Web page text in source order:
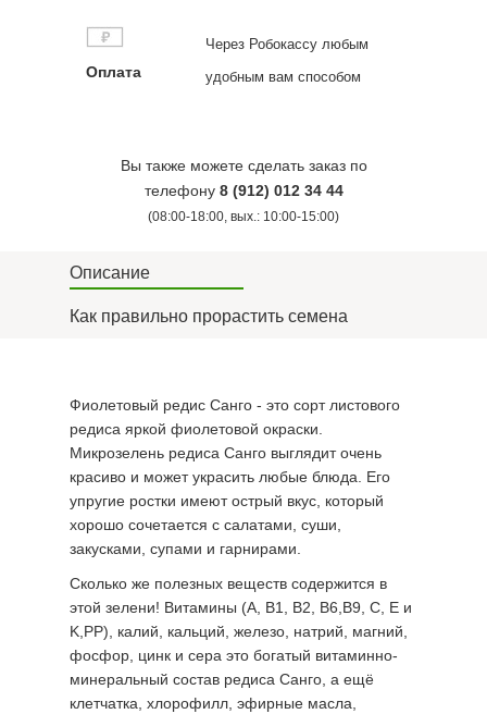
Оплата
Через Робокассу любым
удобным вам способом
Вы также можете сделать заказ по
телефону 8 (912) 012 34 44
(08:00-18:00, вых.: 10:00-15:00)
Описание
Как правильно прорастить семена
Фиолетовый редис Санго - это сорт листового
редиса яркой фиолетовой окраски.
Микрозелень редиса Санго выглядит очень
красиво и может украсить любые блюда. Его
упругие ростки имеют острый вкус, который
хорошо сочетается с салатами, суши,
закусками, супами и гарнирами.
Сколько же полезных веществ содержится в
этой зелени! Витамины (A, B1, B2, B6,B9, C, E и
K,РР), калий, кальций, железо, натрий, магний,
фосфор, цинк и сера это богатый витаминно-
минеральный состав редиса Санго, а ещё
клетчатка, хлорофилл, эфирные масла,